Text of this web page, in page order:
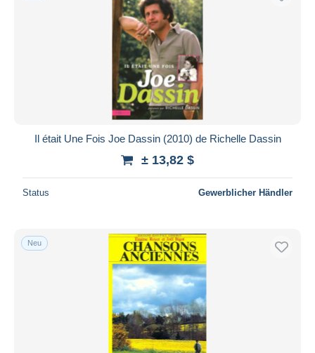
Il était Une Fois Joe Dassin (2010) de Richelle Dassin
± 13,82 $
Status Gewerblicher Händler
Neu